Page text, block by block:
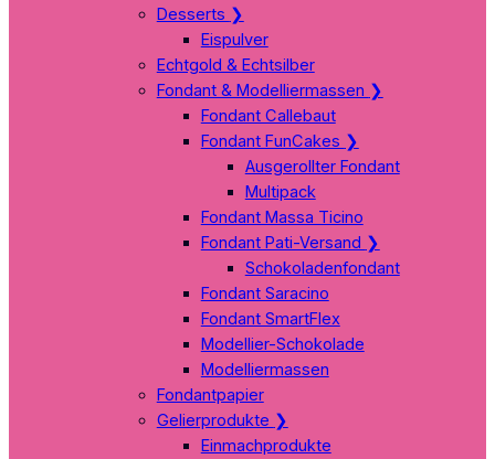
Desserts ❯
Eispulver
Echtgold & Echtsilber
Fondant & Modelliermassen ❯
Fondant Callebaut
Fondant FunCakes ❯
Ausgerollter Fondant
Multipack
Fondant Massa Ticino
Fondant Pati-Versand ❯
Schokoladenfondant
Fondant Saracino
Fondant SmartFlex
Modellier-Schokolade
Modelliermassen
Fondantpapier
Gelierprodukte ❯
Einmachprodukte